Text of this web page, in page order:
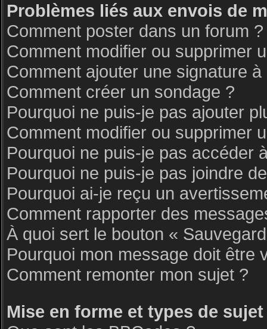
Problèmes liés aux envois de
Comment poster dans un forum ?
Comment modifier ou supprimer
Comment ajouter une signature
Comment créer un sondage ?
Pourquoi ne puis-je pas ajouter
Comment modifier ou supprimer
Pourquoi ne puis-je pas accéder
Pourquoi ne puis-je pas joindre
Pourquoi ai-je reçu un
Comment rapporter des
À quoi sert le bouton «
Pourquoi mon message doit être
Comment remonter mon sujet ?
Mise en forme et types de sujet